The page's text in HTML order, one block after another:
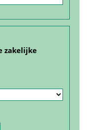
zakelijke